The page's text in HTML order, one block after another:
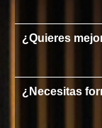
¿Quieres
¿Necesitas